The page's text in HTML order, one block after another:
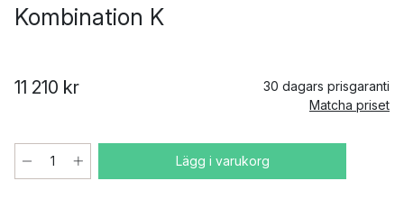
Kombination K
11 210 kr
30 dagars prisgaranti
Matcha priset
Lägg i varukorg